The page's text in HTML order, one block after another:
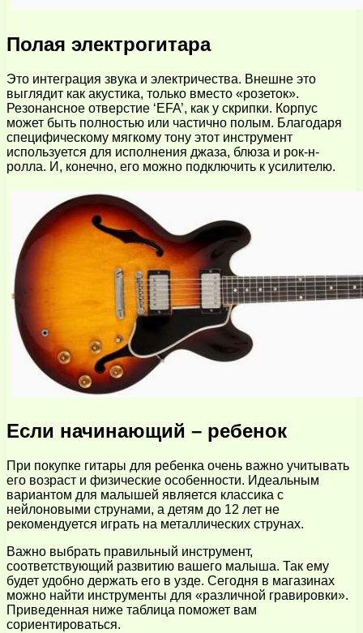
Полая электрогитара
Это интеграция звука и электричества. Внешне это
выглядит как акустика, только вместо «розеток».
Резонансное отверстие ‘EFA’, как у скрипки. Корпус
может быть полностью или частично полым. Благодаря
специфическому мягкому тону этот инструмент
используется для исполнения джаза, блюза и рок-н-
ролла. И, конечно, его можно подключить к усилителю.
Если начинающий – ребенок
При покупке гитары для ребенка очень важно учитывать
его возраст и физические особенности. Идеальным
вариантом для малышей является классика с
нейлоновыми струнами, а детям до 12 лет не
рекомендуется играть на металлических струнах.
Важно выбрать правильный инструмент,
соответствующий развитию вашего малыша. Так ему
будет удобно держать его в узде. Сегодня в магазинах
можно найти инструменты для «различной гравировки».
Приведенная ниже таблица поможет вам
сориентироваться.